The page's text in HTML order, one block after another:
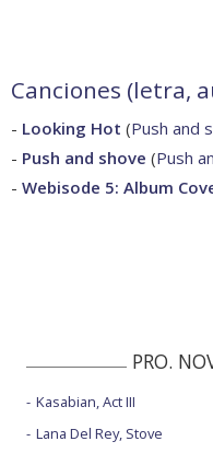
Canciones (letra,
- Looking Hot (Push and
- Push and shove (Push
- Webisode 5: Album
PRO.
Kasabian, Act III
Lana Del Rey, Stove